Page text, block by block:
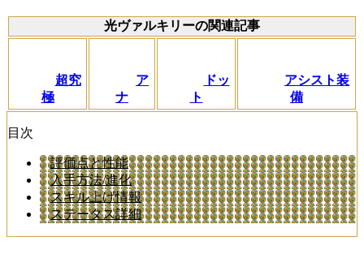
光ヴァルキリーの関連記事
超究
極
ア
ナ
ドッ
ト
アシスト装
備
目次
評価点と性能
入手方法/進化
スキル上げ情報
ステータス詳細